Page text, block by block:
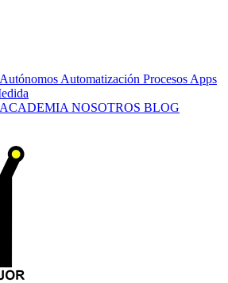
Automatización Procesos Apps
ACADEMIA NOSOTROS BLOG